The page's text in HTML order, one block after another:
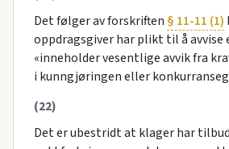
Det følger av forskriften § 11-11 (1)
oppdragsgiver har plikt til å avvise
«inneholder vesentlige avvik fra
i kunngjøringen eller
(22)
Det er ubestridt at klager har